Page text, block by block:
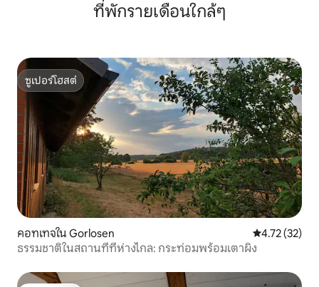
ที่พักรายเดือนใกล้ๆ
ซูเปอร์โฮสต์
ซูเปอร์โฮสต์
คอทเทจใน Gorlosen คะแนนเฉลี่ย
4.72 (32)
ธรรมชาติในสถานที่ที่ห่างไกล: กระท่อมพร้อมเตาผิง